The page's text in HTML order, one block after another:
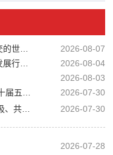
2026-08-07
2026-08-04
2026-08-03
2026-07-30
2026-07-30
2026-07-28